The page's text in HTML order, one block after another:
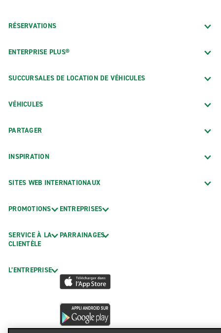
RÉSERVATIONS
ENTERPRISE PLUS®
SUCCURSALES DE LOCATION DE VÉHICULES
VÉHICULES
PARTAGER
INSPIRATION
SITES WEB INTERNATIONAUX
PROMOTIONS
SERVICE À LA
CLIENTÈLE
L’ENTREPRISE
ENTREPRISES
PARRAINAGES